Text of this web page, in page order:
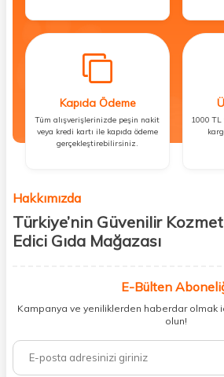
Kapıda Ödeme
Tüm alışverişlerinizde peşin nakit
veya kredi kartı ile kapıda ödeme
gerçekleştirebilirsiniz.
1000 TL
Hakkımızda
Türkiye’nin Güvenilir
Edici Gıda Mağazası
kişisel bakım hem de takviye edici gıda
buluşturuyoruz. Artık mağaza mağaza
ihtiyacınız olan her şeyi tek bir çatı altında
%100 orijinal kozmetik ve sağlık ürünleriyle
vücudunuzu desteklemek için güvenilir takviye
E-Bülten
Kampanya ve yeniliklerden haberdar olmak
olun!